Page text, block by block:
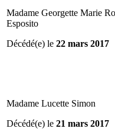
Madame Georgette Marie
Esposito
Décédé(e) le 22 mars 2017
Madame Lucette Simon
Décédé(e) le 21 mars 2017